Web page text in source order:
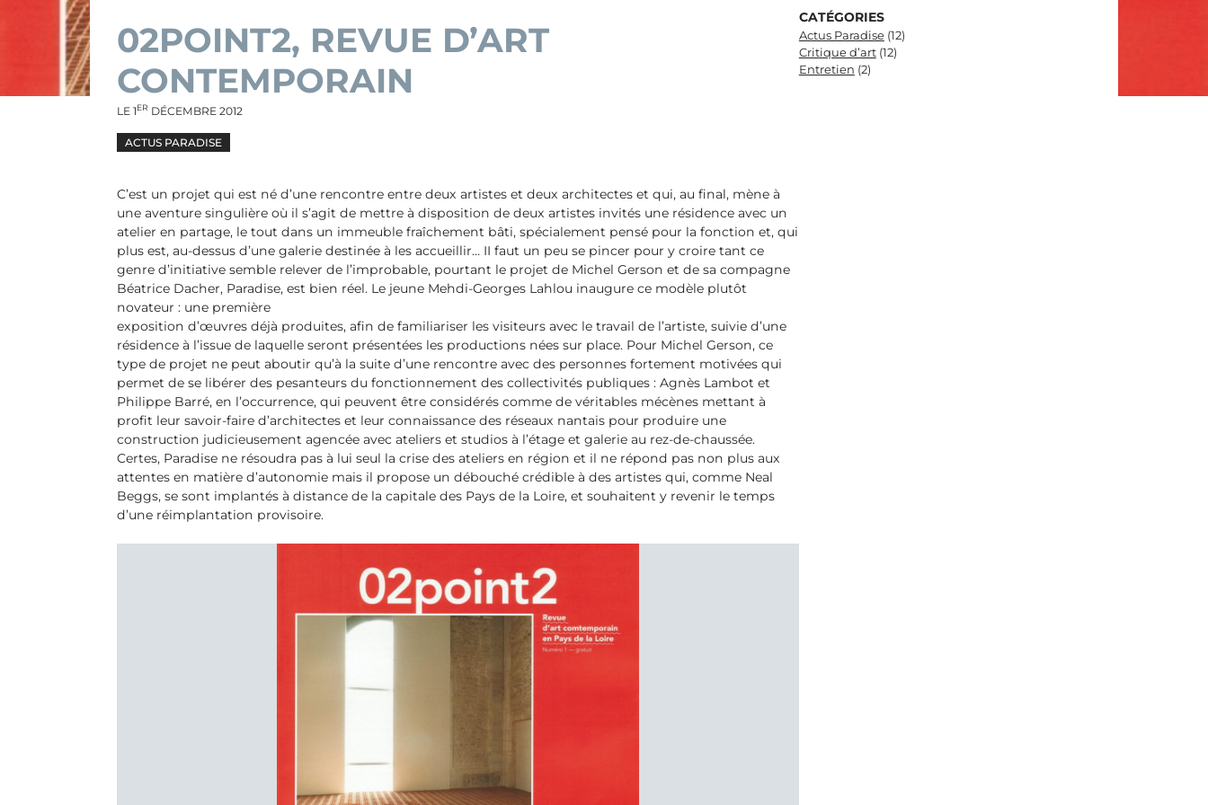
CATÉGORIES
Actus Paradise(12)
Critique d’art(12)
Entretien (2)
02POINT2, REVUE D’ART
CONTEMPORAIN
LE 1ER DÉCEMBRE 2012
ACTUS PARADISE
C’est un projet qui est né d’une rencontre entre deux artistes et deux architectes et qui, au final, mène à
une aventure singulière où il s’agit de mettre à disposition de deux artistes invités une résidence avec un
atelier en partage, le tout dans un immeuble fraîchement bâti, spécialement pensé pour la fonction et, qui
plus est, au-dessus d’une galerie destinée à les accueillir… II faut un peu se pincer pour y croire tant ce
genre d’initiative semble relever de l’improbable, pourtant le projet de Michel Gerson et de sa compagne
Béatrice Dacher, Paradise, est bien réel. Le jeune Mehdi-Georges Lahlou inaugure ce modèle plutôt
novateur : une première
exposition d’œuvres déjà produites, afin de familiariser les visiteurs avec le travail de l’artiste, suivie d’une
résidence à l’issue de laquelle seront présentées les productions nées sur place. Pour Michel Gerson, ce
type de projet ne peut aboutir qu’à la suite d’une rencontre avec des personnes fortement motivées qui
permet de se libérer des pesanteurs du fonctionnement des collectivités publiques : Agnès Lambot et
Philippe Barré, en l’occurrence, qui peuvent être considérés comme de véritables mécènes mettant à
profit leur savoir-faire d’architectes et leur connaissance des réseaux nantais pour produire une
construction judicieusement agencée avec ateliers et studios à l’étage et galerie au rez-de-chaussée.
Certes, Paradise ne résoudra pas à lui seul la crise des ateliers en région et il ne répond pas non plus aux
attentes en matière d’autonomie mais il propose un débouché crédible à des artistes qui, comme Neal
Beggs, se sont implantés à distance de la capitale des Pays de la Loire, et souhaitent y revenir le temps
d’une réimplantation provisoire.